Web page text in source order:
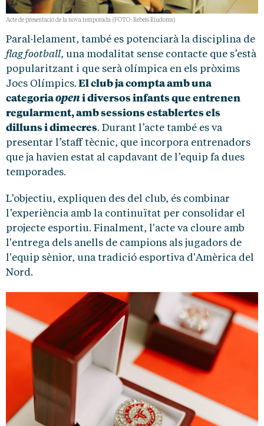
Acte de presentació de la nova temporada (FOTO: Rebels Riudoms)
Paral·lelament, també es potenciarà la disciplina de
flag football, una modalitat sense contacte que s’està
popularitzant i que serà olímpica en els pròxims
Jocs Olímpics. El club ja compta amb una
categoriaopeni diversos infants que entrenen
regularment, amb sessions establertes els
dilluns i dimecres. Durant l’acte també es va
presentar l’staff tècnic, que incorpora entrenadors
que ja havien estat al capdavant de l’equip fa dues
temporades.
L’objectiu, expliquen des del club, és combinar
l’experiència amb la continuïtat per consolidar el
projecte esportiu. Finalment, l'acte va cloure amb
l'entrega dels anells de campions als jugadors de
l'equip sènior, una tradició esportiva d'Amèrica del
Nord.